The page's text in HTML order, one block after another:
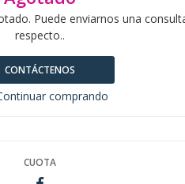
Puede enviarnos una
respecto..
CONTÁCTENOS
comprando
CUOTA